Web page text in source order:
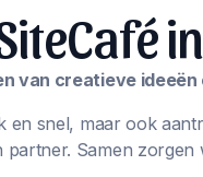
van creatieve ideeën
snel, maar ook
Samen